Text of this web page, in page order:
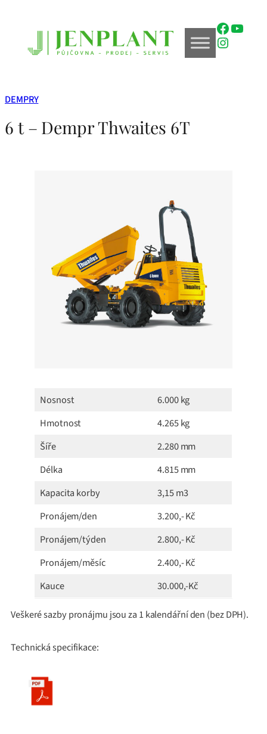
DEMPRY
6 t – Dempr Thwaites 6T
Nosnost
6.000 kg
Hmotnost
4.265 kg
Šíře
2.280 mm
Délka
4.815 mm
Kapacita korby
3,15 m3
Pronájem/den
3.200,- Kč
Pronájem/týden
2.800,- Kč
Pronájem/měsíc
2.400,- Kč
Kauce
30.000,-Kč
Veškeré sazby pronájmu jsou za 1 kalendářní den (bez DPH).
Technická specifikace: